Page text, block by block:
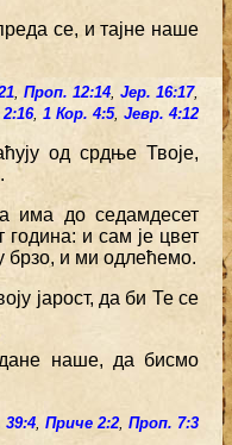
се, и тајне наше
, Проп. 12:14, Јер. 16:17,
, 1 Кор. 4:5, Јевр. 4:12
од срдње Твоје,
има до седамдесет
година: и сам је цвет
брзо, и ми одлећемо.
јарост, да би Те се
наше, да бисмо
39:4, Приче 2:2, Проп. 7:3